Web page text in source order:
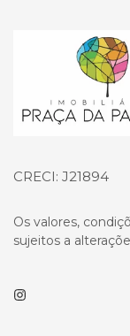
Página inicial
CRECI: J21894
Os valores,
sujeitos a
Instagram